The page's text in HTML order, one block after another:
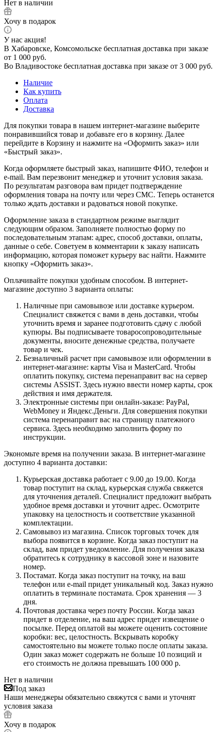
Нет в наличии
Хочу в подарок
У нас акция!
В Хабаровске, Комсомольске бесплатная доставка при заказе
от 1 000 руб.
Во Владивостоке бесплатная доставка при заказе от 3 000 руб.
Наличие
Как купить
Оплата
Доставка
Для покупки товара в нашем интернет-магазине выберите
понравившийся товар и добавьте его в корзину. Далее
перейдите в Корзину и нажмите на «Оформить заказ» или
«Быстрый заказ».
Когда оформляете быстрый заказ, напишите ФИО, телефон и
e-mail. Вам перезвонит менеджер и уточнит условия заказа.
По результатам разговора вам придет подтверждение
оформления товара на почту или через СМС. Теперь останется
только ждать доставки и радоваться новой покупке.
Оформление заказа в стандартном режиме выглядит
следующим образом. Заполняете полностью форму по
последовательным этапам: адрес, способ доставки, оплаты,
данные о себе. Советуем в комментарии к заказу написать
информацию, которая поможет курьеру вас найти. Нажмите
кнопку «Оформить заказ».
Оплачивайте покупки удобным способом. В интернет-
магазине доступно 3 варианта оплаты:
Наличные при самовывозе или доставке курьером.
Специалист свяжется с вами в день доставки, чтобы
уточнить время и заранее подготовить сдачу с любой
купюры. Вы подписываете товаросопроводительные
документы, вносите денежные средства, получаете
товар и чек.
Безналичный расчет при самовывозе или оформлении в
интернет-магазине: карты Visa и MasterCard. Чтобы
оплатить покупку, система перенаправит вас на сервер
системы ASSIST. Здесь нужно ввести номер карты, срок
действия и имя держателя.
Электронные системы при онлайн-заказе: PayPal,
WebMoney и Яндекс.Деньги. Для совершения покупки
система перенаправит вас на страницу платежного
сервиса. Здесь необходимо заполнить форму по
инструкции.
Экономьте время на получении заказа. В интернет-магазине
доступно 4 варианта доставки:
Курьерская доставка работает с 9.00 до 19.00. Когда
товар поступит на склад, курьерская служба свяжется
для уточнения деталей. Специалист предложит выбрать
удобное время доставки и уточнит адрес. Осмотрите
упаковку на целостность и соответствие указанной
комплектации.
Самовывоз из магазина. Список торговых точек для
выбора появится в корзине. Когда заказ поступит на
склад, вам придет уведомление. Для получения заказа
обратитесь к сотруднику в кассовой зоне и назовите
номер.
Постамат. Когда заказ поступит на точку, на ваш
телефон или e-mail придет уникальный код. Заказ нужно
оплатить в терминале постамата. Срок хранения — 3
дня.
Почтовая доставка через почту России. Когда заказ
придет в отделение, на ваш адрес придет извещение о
посылке. Перед оплатой вы можете оценить состояние
коробки: вес, целостность. Вскрывать коробку
самостоятельно вы можете только после оплаты заказа.
Один заказ может содержать не больше 10 позиций и
его стоимость не должна превышать 100 000 р.
Нет в наличии
Под заказ
Наши менеджеры обязательно свяжутся с вами и уточнят
условия заказа
Хочу в подарок